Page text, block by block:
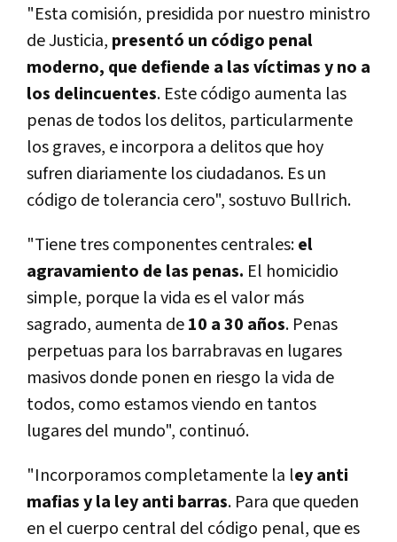
"Esta comisión, presidida por nuestro ministro
de Justicia, presentó un código penal
moderno, que defiende a las víctimas y no a
los delincuentes. Este código aumenta las
penas de todos los delitos, particularmente
los graves, e incorpora a delitos que hoy
sufren diariamente los ciudadanos. Es un
código de tolerancia cero", sostuvo Bullrich.
"Tiene tres componentes centrales:el
agravamiento de las penas. El homicidio
simple, porque la vida es el valor más
sagrado, aumenta de10 a 30 años. Penas
perpetuas para los barrabravas en lugares
masivos donde ponen en riesgo la vida de
todos, como estamos viendo en tantos
lugares del mundo", continuó.
"Incorporamoscompletamente la ley anti
mafiasy la ley anti barras. Para que queden
en el cuerpo central del código penal, que es